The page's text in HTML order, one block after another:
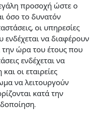
προσοχή ώστε ο
όσο το δυνατόν
οι υπηρεσίες
ενδέχεται να διαφέρουν
την ώρα του έτους που
ενδέχεται να
οι εταιρείες
να λειτουργούν
κατά την